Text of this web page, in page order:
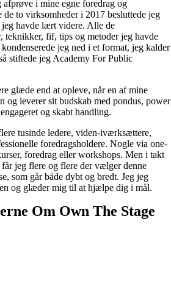
i mine egne foredrag og
de to virksomheder i 2017 besluttede jeg
havde lært videre. Alle de
teknikker, fif, tips og metoder jeg havde
jeg ned i et format, jeg kalder
stiftede jeg Academy For Public
glæde end at opleve, når en af mine
og leverer sit budskab med pondus, power
og skabt handling.
tusinde ledere, viden-iværksættere,
foredragsholdere. Nogle via one-
foredrag eller workshops. Men i takt
jeg flere og flere der vælger denne
som går både dybt og bredt. Jeg jeg
og glæder mig til at hjælpe dig i mål.
Om Own The Stage